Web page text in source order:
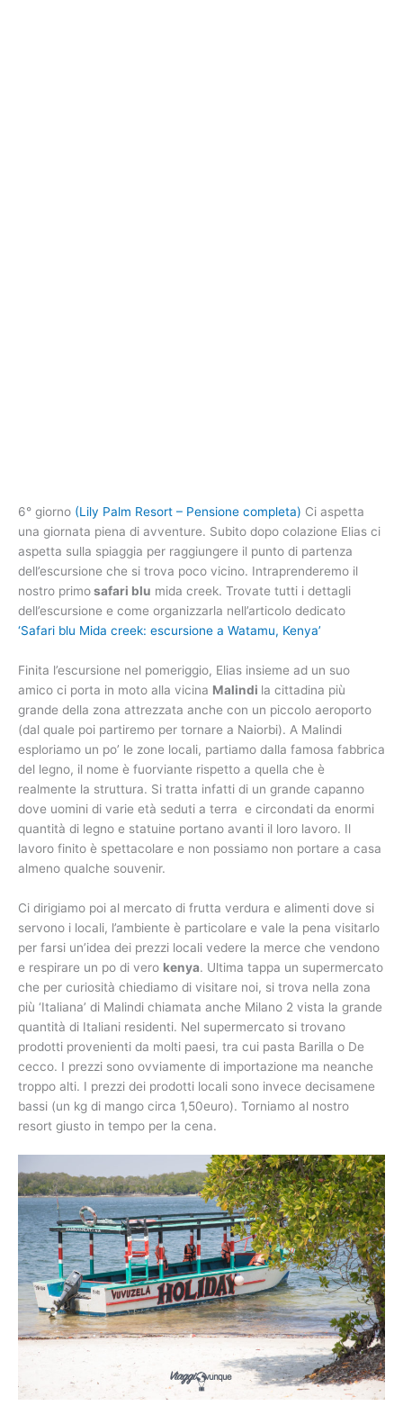
6° giorno (Lily Palm Resort – Pensione completa) Ci aspetta
una giornata piena di avventure. Subito dopo colazione Elias ci
aspetta sulla spiaggia per raggiungere il punto di partenza
dell’escursione che si trova poco vicino. Intraprenderemo il
nostro primosafari blu mida creek. Trovate tutti i dettagli
dell’escursione e come organizzarla nell’articolo dedicato
‘Safari blu Mida creek: escursione a Watamu, Kenya’
Finita l’escursione nel pomeriggio, Elias insieme ad un suo
amico ci porta in moto alla vicina Malindi la cittadina più
grande della zona attrezzata anche con un piccolo aeroporto
(dal quale poi partiremo per tornare a Naiorbi). A Malindi
esploriamo un po’ le zone locali, partiamo dalla famosa fabbrica
del legno, il nome è fuorviante rispetto a quella che è
realmente la struttura. Si tratta infatti di un grande capanno
dove uomini di varie età seduti a terra e circondati da enormi
quantità di legno e statuine portano avanti il loro lavoro. Il
lavoro finito è spettacolare e non possiamo non portare a casa
almeno qualche souvenir.
Ci dirigiamo poi al mercato di frutta verdura e alimenti dove si
servono i locali, l’ambiente è particolare e vale la pena visitarlo
per farsi un’idea dei prezzi locali vedere la merce che vendono
e respirare un po di vero kenya. Ultima tappa un supermercato
che per curiosità chiediamo di visitare noi, si trova nella zona
più ‘Italiana’ di Malindi chiamata anche Milano 2 vista la grande
quantità di Italiani residenti. Nel supermercato si trovano
prodotti provenienti da molti paesi, tra cui pasta Barilla o De
cecco. I prezzi sono ovviamente di importazione ma neanche
troppo alti. I prezzi dei prodotti locali sono invece decisamene
bassi (un kg di mango circa 1,50euro). Torniamo al nostro
resort giusto in tempo per la cena.